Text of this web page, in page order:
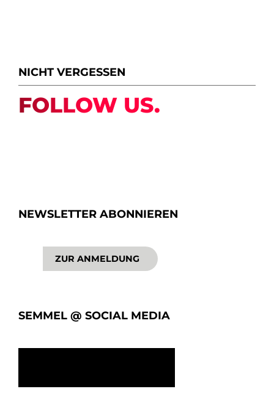
NICHT VERGESSEN
FOLLOW US.
NEWSLETTER ABONNIEREN
ZUR ANMELDUNG
SEMMEL @ SOCIAL MEDIA